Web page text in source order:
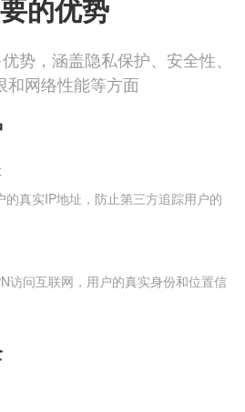
的优势
势，涵盖隐私保护、安全性、
和网络性能等方面
的真实IP地址，防止第三方追踪用户的
访问互联网，用户的真实身份和位置信